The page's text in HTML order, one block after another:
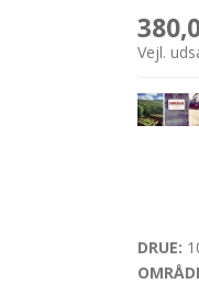
Vejl.
DRUE: